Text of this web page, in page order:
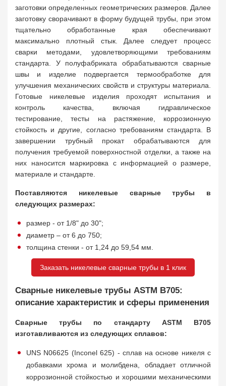
заготовки определенных геометрических размеров. Далее
заготовку сворачивают в форму будущей трубы, при этом
тщательно обработанные края обеспечивают
максимально плотный стык. Далее следует процесс
сварки методами, удовлетворяющими требованиям
стандарта. У полуфабриката обрабатываются сварные
швы и изделие подвергается термообработке для
улучшения механических свойств и структуры материала.
Готовые никелевые изделия проходят испытания и
контроль качества, включая гидравлическое
тестирование, тесты на растяжение, коррозионную
стойкость и другие, согласно требованиям стандарта. В
завершении трубный прокат обрабатываются для
получения требуемой поверхностной отделки, а также на
них наносится маркировка с информацией о размере,
материале и стандарте.
Поставляются никелевые сварные трубы в
следующих размерах:
размер - от 1/8" до 30";
диаметр – от 6 до 750;
толщина стенки - от 1,24 до 59,54 мм.
Заказать никелевые сварные трубы в 1 клик
Сварные никелевые трубы ASTM B705:
описание характеристик и сферы применения
Сварные трубы по стандарту ASTM B705
изготавливаются из следующих сплавов:
UNS N06625 (Inconel 625) - сплав на основе никеля с
добавками хрома и молибдена, обладает отличной
коррозионной стойкостью и хорошими механическими